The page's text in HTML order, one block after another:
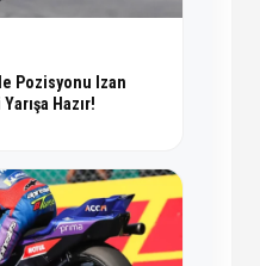
Pozisyonu Izan
Hazır!